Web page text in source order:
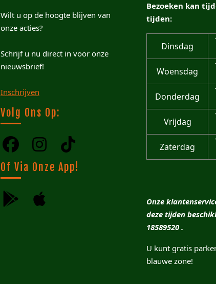
Wilt u op de hoogte blijven van
onze acties?
Schrijf u nu direct in voor onze
nieuwsbrief!
Inschrijven
Volg Ons Op:
Of Via Onze App!
Bezoeken kan
tijden:
Dinsdag
Woensdag
Donderdag
Vrijdag
Zaterdag
Onze
deze tijden
18589520 .
U kunt gratis
blauwe zone!